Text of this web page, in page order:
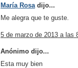
María Rosadijo...
Me alegra que te guste.
5 de marzo de 2013 a las
Anónimo dijo...
Esta muy bien